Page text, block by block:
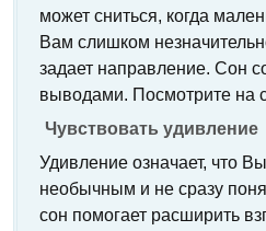
может сниться, когда
Вам слишком
задает направление. Сон
выводами. Посмотрите на
Чувствовать удивление
Удивление означает, что
необычным и не сразу
сон помогает расширить